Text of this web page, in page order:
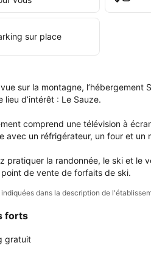
sur place
sur la montagne, l’hébergement
d’intérêt : Le Sauze.
comprend une télévision à
avec un réfrigérateur, un four et
pratiquer la randonnée, le ski et le
de vente de forfaits de ski.
dans la description de
forts
gratuit